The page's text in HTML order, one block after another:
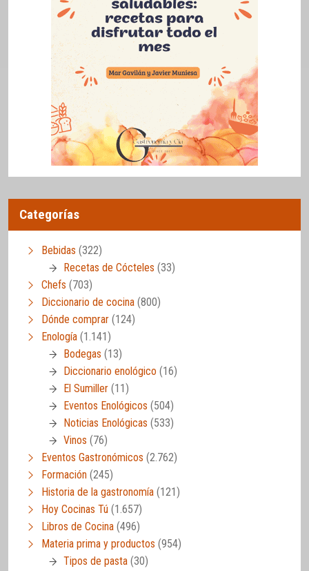
Categorías
Bebidas (322)
Recetas de Cócteles (33)
Chefs (703)
Diccionario de cocina (800)
Dónde comprar (124)
Enología (1.141)
Bodegas (13)
Diccionario enológico (16)
El Sumiller (11)
Eventos Enológicos (504)
Noticias Enológicas (533)
Vinos (76)
Eventos Gastronómicos (2.762)
Formación (245)
Historia de la gastronomía (121)
Hoy Cocinas Tú (1.657)
Libros de Cocina (496)
Materia prima y productos (954)
Tipos de pasta (30)